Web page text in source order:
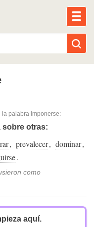
con IA
la palabra imponerse:
sobre otras:
, prevalecer, dominar,
.
como
aquí.